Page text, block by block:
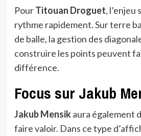
PourTitouan Droguet, l’enjeu
rythme rapidement. Sur terre
de balle, la gestion des
construire les points peuvent
différence.
Focus sur Jakub
Jakub Mensikaura également
faire valoir. Dans ce type